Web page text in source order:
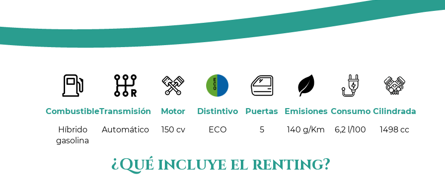
Combustible
Híbrido
gasolina
Transmisión
Automático
Motor
150 cv
Distintivo
ECO
Puertas
5
Emisiones
140 g/Km
Consumo
6,2 l/100
Cilindrada
1498 cc
¿Qué incluye el renting?